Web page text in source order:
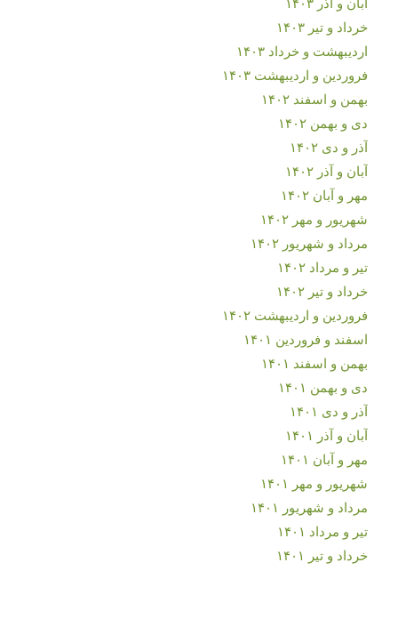
خرداد و تیر ۱۴۰۳
اردیبهشت و خرداد ۱۴۰۳
فروردین و اردیبهشت ۱۴۰۳
بهمن و اسفند ۱۴۰۲
دی و بهمن ۱۴۰۲
آذر و دی ۱۴۰۲
آبان و آذر ۱۴۰۲
مهر و آبان ۱۴۰۲
شهریور و مهر ۱۴۰۲
مرداد و شهریور ۱۴۰۲
تیر و مرداد ۱۴۰۲
خرداد و تیر ۱۴۰۲
فروردین و اردیبهشت ۱۴۰۲
اسفند و فروردین ۱۴۰۱
بهمن و اسفند ۱۴۰۱
دی و بهمن ۱۴۰۱
آذر و دی ۱۴۰۱
آبان و آذر ۱۴۰۱
مهر و آبان ۱۴۰۱
شهریور و مهر ۱۴۰۱
مرداد و شهریور ۱۴۰۱
تیر و مرداد ۱۴۰۱
خرداد و تیر ۱۴۰۱